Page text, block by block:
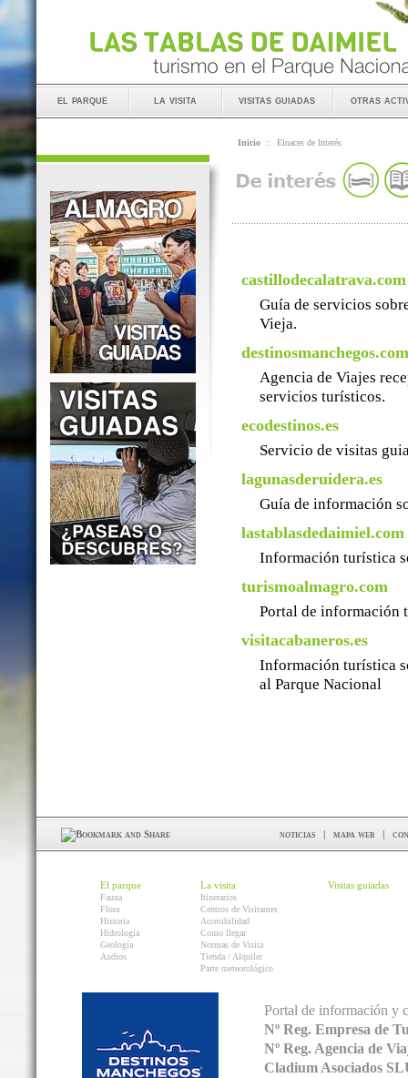
el parque la visita visitas guiadas otras
Inicio :: Elnaces de Interés
castillodecalatrava.com
Guía de servicios
Vieja.
destinosmanchegos.com
Agencia de Viajes
servicios turísticos.
ecodestinos.es
Servicio de visitas
lagunasderuidera.es
Guía de información
lastablasdedaimiel.com
Información turística
turismoalmagro.com
Portal de información
visitacabaneros.es
Información turística
al Parque Nacional
noticias | mapa web |
El parque
Fauna
Flora
Historia
Hidrología
Geología
Audios
La visita
Itinerarios
Centros de Visitantes
Accesibilidad
Como llegar
Normas de Visita
Tienda / Alquiler
Parte meteorológico
Visitas guiadas
Portal de información y
Nº Reg. Empresa de
Nº Reg. Agencia de
Cladium Asociados